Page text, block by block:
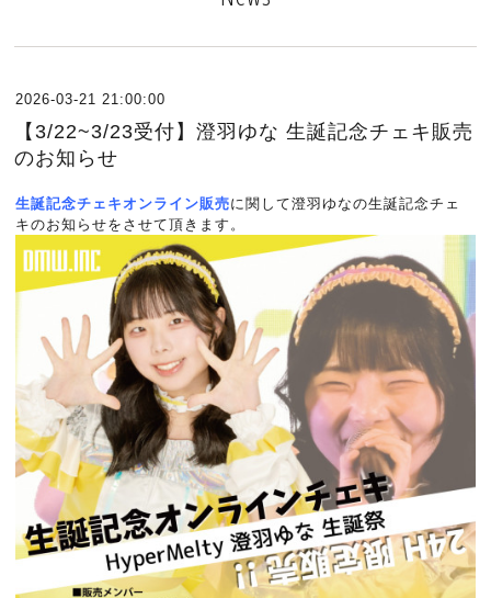
2026-03-21 21:00:00
【3/22~3/23受付】澄羽ゆな 生誕記念チェキ販売
のお知らせ
生誕記念チェキオンライン販売に関して澄羽ゆなの生誕記念チェ
キのお知らせをさせて頂きます。